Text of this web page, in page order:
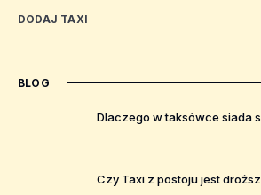
DODAJ TAXI
BLOG
Dlaczego w taksówce siada
Czy Taxi z postoju jest